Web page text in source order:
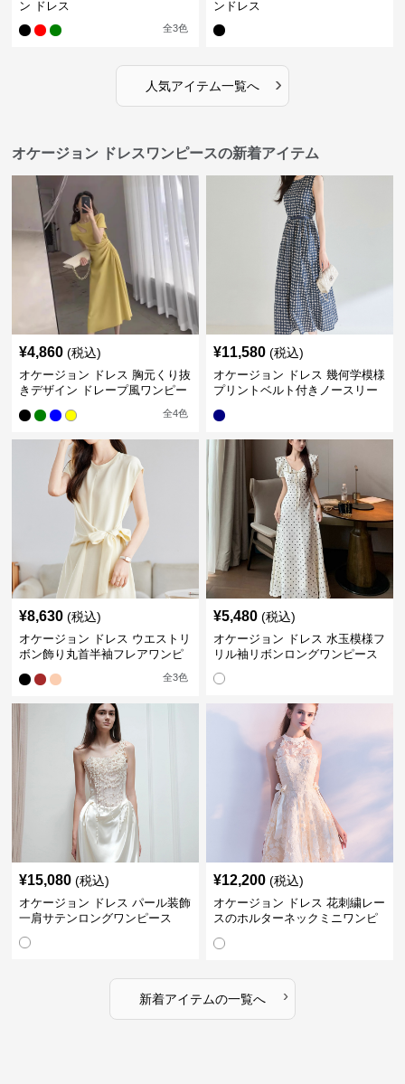
ン ドレス
全3色
ンドレス
人気アイテム一覧へ ›
オケージョン ドレスワンピースの新着アイテム
¥4,860 (税込)
オケージョン ドレス 胸元くり抜
きデザイン ドレープ風ワンピー
全4色
¥11,580 (税込)
オケージョン ドレス 幾何学模様
プリントベルト付きノースリー
¥8,630 (税込)
オケージョン ドレス ウエストリ
ボン飾り丸首半袖フレアワンピ
全3色
¥5,480 (税込)
オケージョン ドレス 水玉模様フ
リル袖リボンロングワンピース
¥15,080 (税込)
オケージョン ドレス パール装飾
一肩サテンロングワンピース
¥12,200 (税込)
オケージョン ドレス 花刺繍レー
スのホルターネックミニワンピ
新着アイテムの一覧へ ›